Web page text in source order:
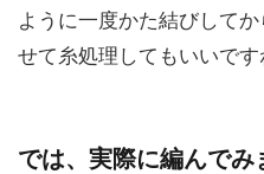
ように一度かた結びして
せて糸処理してもいいです
では、実際に編んでみ